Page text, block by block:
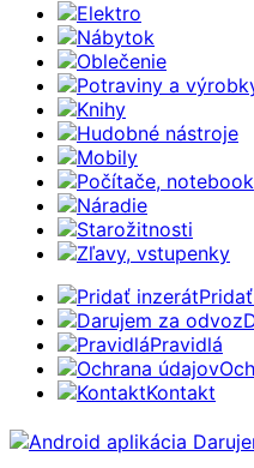
Elektro
Nábytok
Oblečenie
Potraviny a
Knihy
Hudobné nástroje
Mobily
Počítače,
Náradie
Starožitnosti
Zľavy, vstupenky
Pravidlá
Kontakt